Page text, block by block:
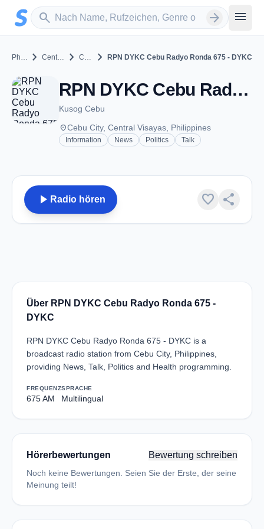
Zum Hauptinhalt springen
search
Sender suchen arrow_forward menu
Philippines chevron_right Central Visayas chevron_right Cebu City chevron_right RPN DYKC Cebu Radyo Ronda 675 - DYKC
RPN DYKC Cebu Radyo Ronda 675 - DYKC - AM 675 - Cebu City
Kusog Cebu
placeCebu City, Central Visayas, Philippines
Information News Politics Talk
play_arrow Radio hören favorite share
Über RPN DYKC Cebu Radyo Ronda 675 -
DYKC
RPN DYKC Cebu Radyo Ronda 675 - DYKC is a
broadcast radio station from Cebu City, Philippines,
providing News, Talk, Politics and Health programming.
FREQUENZ
675 AM
SPRACHE
Multilingual
Hörerbewertungen Bewertung schreiben
Noch keine Bewertungen. Seien Sie der Erste, der seine
Meinung teilt!